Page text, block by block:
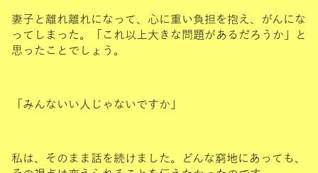
妻子と離れ離れになって、心に重い負担を抱え、がんにな
ってしまった。「これ以上大きな問題があるだろうか」と
思ったことでしょう。
「みんないい人じゃないですか」
私は、そのまま話を続けました。どんな窮地にあっても、